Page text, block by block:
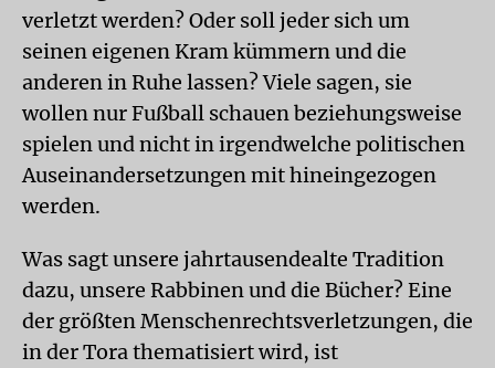
verletzt werden? Oder soll jeder sich um
seinen eigenen Kram kümmern und die
anderen in Ruhe lassen? Viele sagen, sie
wollen nur Fußball schauen beziehungsweise
spielen und nicht in irgendwelche politischen
Auseinandersetzungen mit hineingezogen
werden.
Was sagt unsere jahrtausendealte Tradition
dazu, unsere Rabbinen und die Bücher? Eine
der größten Menschenrechtsverletzungen, die
in der Tora thematisiert wird, ist